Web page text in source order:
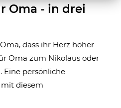
Oma - in drei
dass ihr Herz höher
Oma zum Nikolaus oder
Eine persönliche
diesem